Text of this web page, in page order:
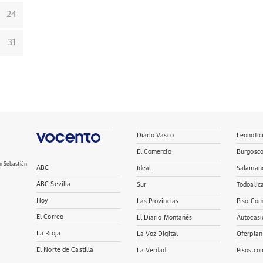
24
31
Sebastián
ABC
ABC Sevilla
Hoy
El Correo
La Rioja
El Norte de Castilla
Diario Vasco
El Comercio
Ideal
Sur
Las Provincias
El Diario Montañés
La Voz Digital
La Verdad
Piso
Oferplan